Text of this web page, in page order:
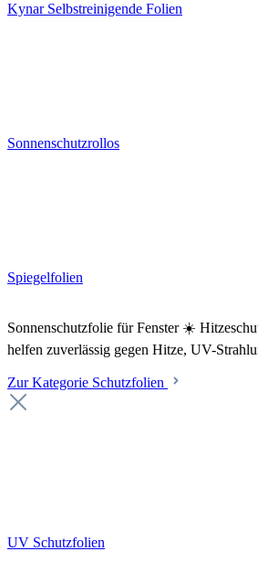
Kynar Selbstreinigende Folien
Sonnenschutzrollos
Spiegelfolien
Sonnenschutzfolie für Fenster ☀️
helfen zuverlässig gegen Hitze, UV-
Zur Kategorie Schutzfolien
UV Schutzfolien